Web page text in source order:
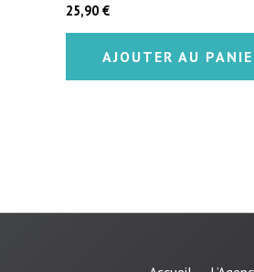
25,90 €
AJOUTER AU